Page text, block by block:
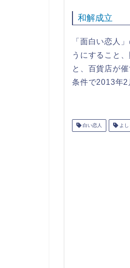
和解成立
「面白い恋人
うにすること
と、百貨店が
条件で2013年2
白い恋人 よし